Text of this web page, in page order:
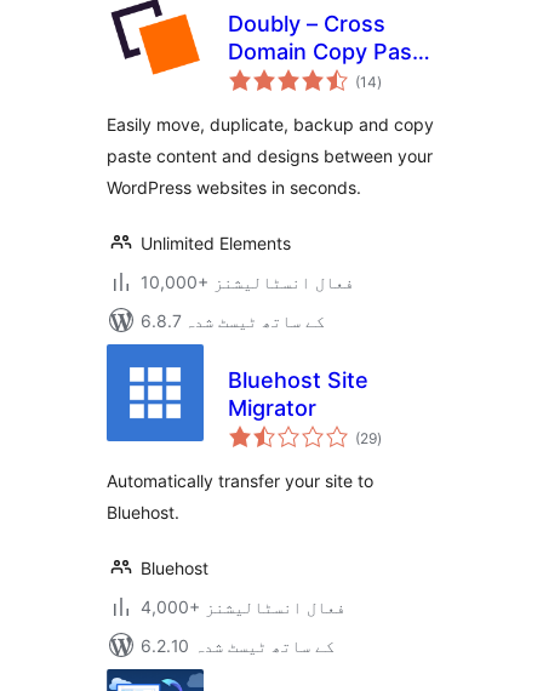
Doubly – Cross
Domain Copy Paste
for WordPress
(14مجموعی
درجہ
)
Easily move, duplicate, backup and copy
paste content and designs between your
WordPress websites in seconds.
Unlimited Elements
10,000+ فعال انسٹالیشنز
6.8.7 کے ساتھ ٹیسٹ شدہ
Bluehost Site
Migrator
(29مجموعی
درجہ
)
Automatically transfer your site to
Bluehost.
Bluehost
4,000+ فعال انسٹالیشنز
6.2.10 کے ساتھ ٹیسٹ شدہ